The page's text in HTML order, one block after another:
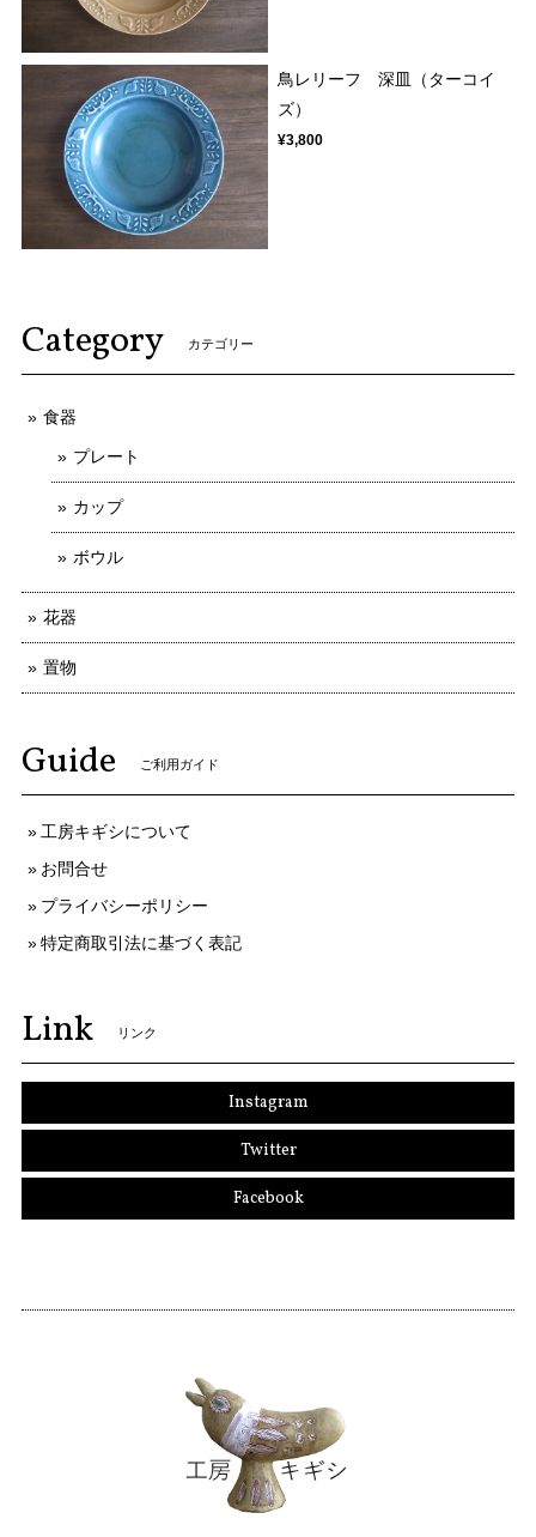
鳥レリーフ 深皿（ターコイ
ズ）
¥3,800
Category カテゴリー
食器
プレート
カップ
ボウル
花器
置物
Guide ご利用ガイド
工房キギシについて
お問合せ
プライバシーポリシー
特定商取引法に基づく表記
Link リンク
Instagram
Twitter
Facebook